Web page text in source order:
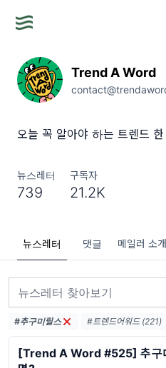
Trend A Word
오늘 꼭 알아야 하는 트렌드
뉴스레터
739
구독자
21.2K
뉴스레터 댓글 메일러 소개
#추구미릴스 #트렌드어워드 (221)
#trendaword (117)
#휴재 (29)
#트렌
[Trend A Word #525] 추구